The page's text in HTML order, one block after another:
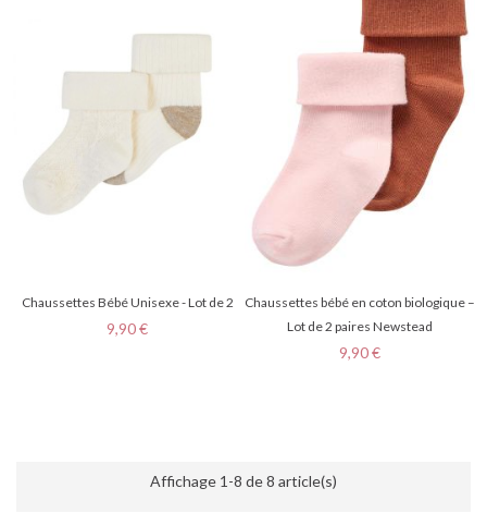
Chaussettes Bébé Unisexe - Lot de 2
Prix
9,90 €
Chaussettes bébé en coton biologique –
Lot de 2 paires Newstead
Prix
9,90 €
Affichage 1-8 de 8 article(s)